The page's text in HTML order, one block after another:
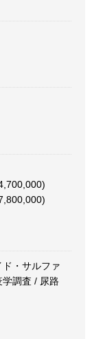
・サルファ
調査 / 尿路